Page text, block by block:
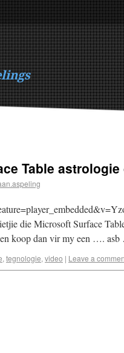
Table astrologie
die Microsoft Surface
koop dan vir my een ….
, tegnologie, video | Leave a